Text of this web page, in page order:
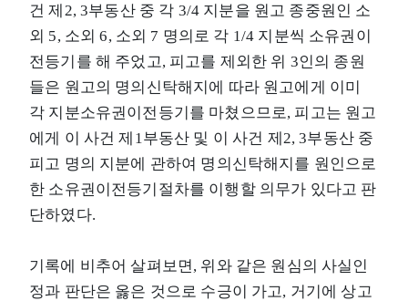
건 제2, 3부동산 중 각 3/4 지분을 원고 종중원인 소
외 5, 소외 6, 소외 7 명의로 각 1/4 지분씩 소유권이
전등기를 해 주었고, 피고를 제외한 위 3인의 종원
들은 원고의 명의신탁해지에 따라 원고에게 이미
각 지분소유권이전등기를 마쳤으므로, 피고는 원고
에게 이 사건 제1부동산 및 이 사건 제2, 3부동산 중
피고 명의 지분에 관하여 명의신탁해지를 원인으로
한 소유권이전등기절차를 이행할 의무가 있다고 판
단하였다.
기록에 비추어 살펴보면, 위와 같은 원심의 사실인
정과 판단은 옳은 것으로 수긍이 가고, 거기에 상고